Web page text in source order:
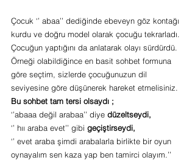
Çocuk ‘’ abaa’’ dediğinde ebeveyn göz kontağı
kurdu ve doğru model olarak çocuğu tekrarladı.
Çocuğun yaptığını da anlatarak olayı sürdürdü.
Örneği olabildiğince en basit sohbet formuna
göre seçtim, sizlerde çocuğunuzun dil
seviyesine göre düşünerek hareket etmelisiniz.
Bu sohbet tam tersi olsaydı ;
‘’abaaa değil arabaa’’ diye düzeltseydi,
‘’ hıı araba evet’’ gibi geçiştirseydi,
‘’ evet araba şimdi arabalarla birlikte bir oyun
oynayalım sen kaza yap ben tamirci olayım.’’